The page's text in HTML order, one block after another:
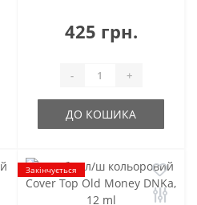
425 грн.
- +
ДО КОШИКА
Закінчується